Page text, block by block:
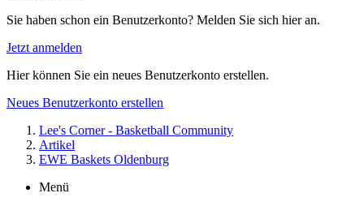
Sie haben schon ein Benutzerkonto? Melden Sie sich hier an.
Jetzt anmelden
Hier können Sie ein neues Benutzerkonto erstellen.
Neues Benutzerkonto erstellen
Lee's Corner - Basketball Community
Artikel
EWE Baskets Oldenburg
Menü